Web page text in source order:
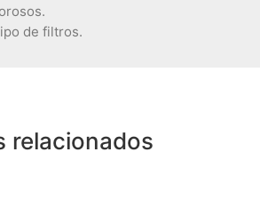
de filtros.
relacionados